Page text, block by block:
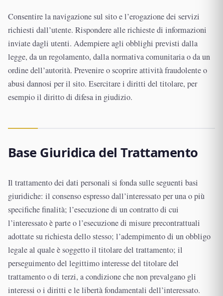
Consentire la navigazione sul sito e l’erogazione dei servizi
richiesti dall’utente. Rispondere alle richieste di informazioni
inviate dagli utenti. Adempiere agli obblighi previsti dalla
legge, da un regolamento, dalla normativa comunitaria o da un
ordine dell’autorità. Prevenire o scoprire attività fraudolente o
abusi dannosi per il sito. Esercitare i diritti del titolare, per
esempio il diritto di difesa in giudizio.
Base Giuridica del Trattamento
Il trattamento dei dati personali si fonda sulle seguenti basi
giuridiche: il consenso espresso dall’interessato per una o più
specifiche finalità; l’esecuzione di un contratto di cui
l’interessato è parte o l’esecuzione di misure precontrattuali
adottate su richiesta dello stesso; l’adempimento di un obbligo
legale al quale è soggetto il titolare del trattamento; il
perseguimento del legittimo interesse del titolare del
trattamento o di terzi, a condizione che non prevalgano gli
interessi o i diritti e le libertà fondamentali dell’interessato.